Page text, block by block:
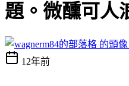
題。微醺可人
12年前